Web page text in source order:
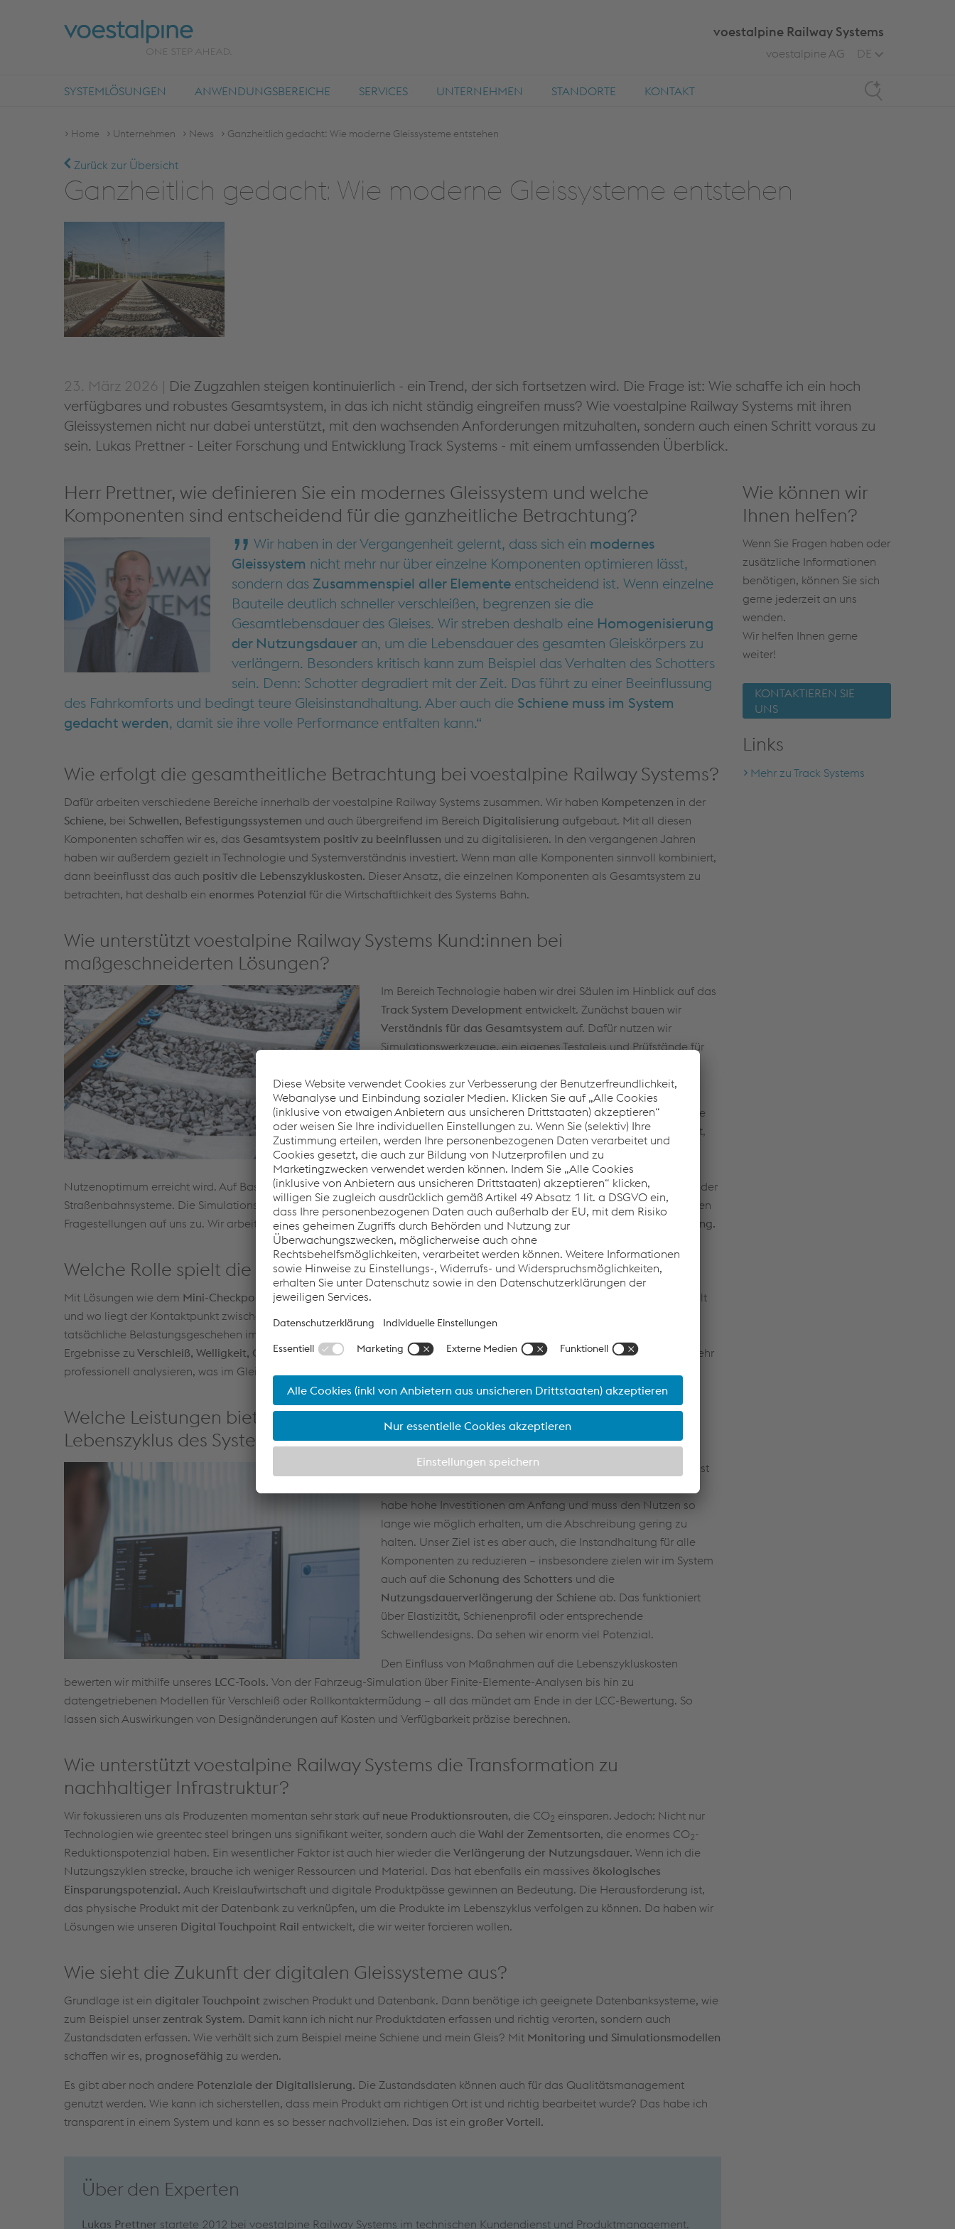
Search
voestalpine Railway Systems
DE
voestalpine AG
SYSTEMLÖSUNGEN ANWENDUNGSBEREICHE SERVICES UNTERNEHMEN STANDORTE KONTAKT
Home Unternehmen News Ganzheitlich gedacht: Wie moderne Gleissysteme entstehen
Zurück zur Übersicht
Ganzheitlich gedacht: Wie moderne Gleissysteme entstehen
23. März 2026 | Die Zugzahlen steigen kontinuierlich - ein Trend, der sich fortsetzen wird. Die Frage ist: Wie schaffe ich ein hoch
verfügbares und robustes Gesamtsystem, in das ich nicht ständig eingreifen muss? Wie voestalpine Railway Systems mit ihren
Gleissystemen nicht nur dabei unterstützt, mit den wachsenden Anforderungen mitzuhalten, sondern auch einen Schritt voraus zu
sein. Lukas Prettner - Leiter Forschung und Entwicklung Track Systems - mit einem umfassenden Überblick.
Herr Prettner, wie definieren Sie ein modernes Gleissystem und welche
Komponenten sind entscheidend für die ganzheitliche Betrachtung?
Wir haben in der Vergangenheit gelernt, dass sich ein modernes
Gleissystem nicht mehr nur über einzelne Komponenten optimieren lässt,
sondern das Zusammenspiel aller Elemente entscheidend ist. Wenn einzelne
Bauteile deutlich schneller verschleißen, begrenzen sie die
Gesamtlebensdauer des Gleises. Wir streben deshalb eine Homogenisierung
der Nutzungsdauer an, um die Lebensdauer des gesamten Gleiskörpers zu
verlängern. Besonders kritisch kann zum Beispiel das Verhalten des Schotters
sein. Denn: Schotter degradiert mit der Zeit. Das führt zu einer Beeinflussung
des Fahrkomforts und bedingt teure Gleisinstandhaltung. Aber auch die Schiene muss im System
gedacht werden, damit sie ihre volle Performance entfalten kann.
Wie erfolgt die gesamtheitliche Betrachtung bei voestalpine Railway Systems?
Dafür arbeiten verschiedene Bereiche innerhalb der voestalpine Railway Systems zusammen. Wir haben Kompetenzen in der
Schiene, bei Schwellen, Befestigungssystemen und auch übergreifend im Bereich Digitalisierung aufgebaut. Mit all diesen
Komponenten schaffen wir es, das Gesamtsystem positiv zu beeinflussen und zu digitalisieren. In den vergangenen Jahren
haben wir außerdem gezielt in Technologie und Systemverständnis investiert. Wenn man alle Komponenten sinnvoll kombiniert,
dann beeinflusst das auch positiv die Lebenszykluskosten. Dieser Ansatz, die einzelnen Komponenten als Gesamtsystem zu
betrachten, hat deshalb ein enormes Potenzial für die Wirtschaftlichkeit des Systems Bahn.
Wie unterstützt voestalpine Railway Systems Kund:innen bei
maßgeschneiderten Lösungen?
Im Bereich Technologie haben wir drei Säulen im Hinblick auf das
Track System Development entwickelt. Zunächst bauen wir
Verständnis für das Gesamtsystem auf. Dafür nutzen wir
Simulationswerkzeuge, ein eigenes Testgleis und Prüfstände für
Änderungen bereits digital eingeschätzt werden.
Die zweite Säule ist das ThemaSystemdesign.Wir haben große
Parameterstudien mithilfe neuer Simulationstools durchgeführt,
um zu verstehen, wie der Fahrweg optimal ausgelegt werden
muss, damit unter gegebenen Randbedingungen ein
Nutzenoptimum erreicht wird. Auf Basis dieser Erkenntnisse entstehenmaßgeschneiderte Lösungen, etwa für Mischverkehr oder
Straßenbahnsysteme. Die Simulationstools wenden wir auch in Consulting Projekten an. Kund:innen kommen oft mit konkreten
Fragestellungen auf uns zu. Wir arbeiten dann gemeinsam an der Problemstellung und gehenzusammen den Weg zur Lösung.
Welche Rolle spielt die Messtechnik im Gleissystem?
Mit Lösungen wie dem Mini-Checkpoint
können wir die Beanspruchung der Schiene erfassen und sehen: was ist drüber gerollt
und wo liegt der Kontaktpunkt zwischen Rad und Schiene? Ziel ist es, nicht nur Verschleiß punktuell zu messen, sondern das
tatsächliche Belastungsgeschehen im Gleis zu verstehen. Durch den
Ergebnisse zu Verschleiß, Welligkeit, Gleislageund zuRissen in der Schiene.Mithilfe hochmoderner Prüftechnik können wir sehr
professionell analysieren, was im Gleis wirklich passiert.
Welche Leistungen bietet voestalpine Railway Systems, um den gesamten
Lebenszyklus des Systems zu optimieren?
Nutzungsdauer ist der größte Kostenfaktor
und beeinflusst
habe hohe Investitionen am Anfang und muss den Nutzen so
lange wie möglich erhalten, um die Abschreibung gering zu
halten. Unser Ziel ist es aber auch, die Instandhaltung für alle
Komponenten zu reduzieren – insbesondere zielen wir im System
auch auf die Schonung des Schotters und die
Nutzungsdauerverlängerung der Schiene ab. Das funktioniert
über Elastizität, Schienenprofil oder entsprechende
Schwellendesigns. Da sehen wir enorm viel Potenzial.
Den Einfluss von Maßnahmen auf die Lebenszykluskosten
bewerten wir mithilfe unseres LCC-Tools. Von der Fahrzeug-Simulation über Finite-Elemente-Analysen bis hin zu
datengetriebenen Modellen für Verschleiß oder Rollkontaktermüdung – all das mündet am Ende in der LCC-Bewertung. So
lassen sich Auswirkungen von Designänderungen auf Kosten und Verfügbarkeit präzise berechnen.
Wie unterstützt voestalpine Railway Systems die Transformation zu
nachhaltiger Infrastruktur?
Wir fokussieren uns als Produzenten momentan sehr stark auf neue Produktionsrouten, die CO2 einsparen. Jedoch: Nicht nur
Technologien wie greentec steel bringen uns signifikant weiter, sondern auch die Wahl der Zementsorten, die enormes CO2-
Reduktionspotenzial haben. Ein wesentlicher Faktor ist auch hier wieder die Verlängerung der Nutzungsdauer. Wenn ich die
Nutzungszyklen strecke, brauche ich weniger Ressourcen und Material. Das hat ebenfalls ein massives ökologisches
Einsparungspotenzial. Auch Kreislaufwirtschaft und digitale Produktpässe gewinnen an Bedeutung. Die Herausforderung ist,
das physische Produkt mit der Datenbank zu verknüpfen, um die Produkte im Lebenszyklus verfolgen zu können. Da haben wir
Lösungen wie unseren Digital Touchpoint Rail entwickelt, die wir weiter forcieren wollen.
Wie sieht die Zukunft der digitalen Gleissysteme aus?
Grundlage ist ein digitaler Touchpoint zwischen Produkt und Datenbank. Dann benötige ich geeignete Datenbanksysteme, wie
zum Beispiel unser zentrak System. Damit kann ich nicht nur Produktdaten erfassen und richtig verorten, sondern auch
Zustandsdaten erfassen. Wie verhält sich zum Beispiel meine Schiene und mein Gleis? Mit Monitoring und Simulationsmodellen
schaffen wir es, prognosefähig zu werden.
Es gibt aber noch andere Potenziale der Digitalisierung. Die Zustandsdaten können auch für das Qualitätsmanagement
genutzt werden. Wie kann ich sicherstellen, dass mein Produkt am richtigen Ort ist und richtig bearbeitet wurde? Das habe ich
transparent in einem System und kann es so besser nachvollziehen. Das ist ein großer Vorteil.
Über den Experten
Lukas Prettner startete 2012 bei voestalpine Railway Systems im technischen Kundendienst und Produktmanagement.
Wie können wir
Ihnen helfen?
Wenn Sie Fragen haben oder
zusätzliche Informationen
benötigen, können Sie sich
gerne jederzeit an uns
wenden.
Wir helfen Ihnen gerne
weiter!
KONTAKTIEREN SIE
UNS
Links
Mehr zu Track Systems